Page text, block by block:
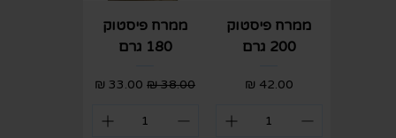
ממרח פיסטוק
200 גרם
מחיר
ממרח פיסטוק
180 גרם
מחיר רגיל מחיר מבצע